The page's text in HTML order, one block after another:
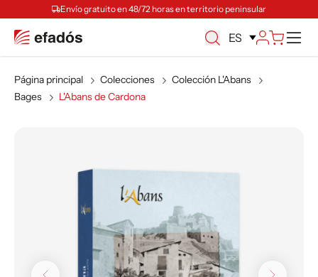
Envío gratuito en 48/72 horas en territorio peninsular
ES
Página principal Colecciones
Colección L'Abans
Bages
L'Abans de Cardona